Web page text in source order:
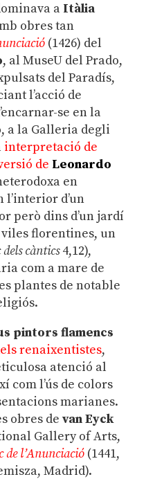
a Itàlia
obres tan
(1426) del
, al MuseU del Prado,
del Paradís,
l’acció de
se en la
a la Galleria degli
interpretació de
de Leonardo
en
l’interior d’un
però dins d’un jardí
florentines, un
càntics4,12),
com a mare de
plantes de notable
pintors flamencs
renaixentistes,
atenció al
com l’ús de colors
marianes.
obres de van Eyck
Gallery of Arts,
de l’Anunciació(1441,
Madrid).